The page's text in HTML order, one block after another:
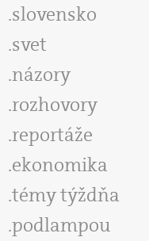
slovensko
svet
názory
rozhovory
reportáže
ekonomika
témy týždňa
podlampou